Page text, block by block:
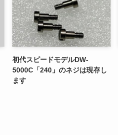
初代スピードモデルDW-
5000C「240」のネジは現存し
ます